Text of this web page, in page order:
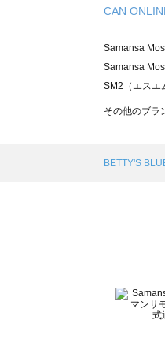
CAN
Samansa
Samansa
SM2（エスエ
TSUHARU
Samansa
BETTY'S
Wpc.（ワー
その他のブ
BETTY'S